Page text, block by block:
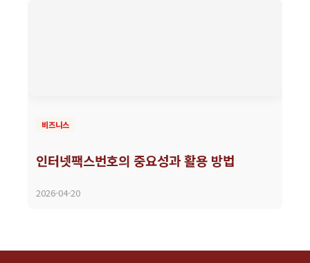
비즈니스
인터넷팩스번호의 중요성과 활용 방법
2026-04-20